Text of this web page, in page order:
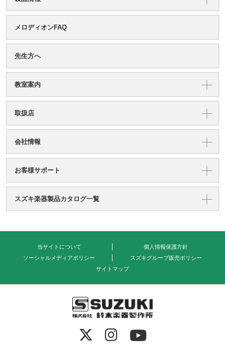
メロディオンFAQ
先生方へ
教室案内
取扱店
会社情報
お客様サポート
スズキ楽器製品カタログ一覧
当サイトについて
個人情報保護方針
ソーシャルメディアポリシー
スズキグループ販売ポリシー
サイトマップ